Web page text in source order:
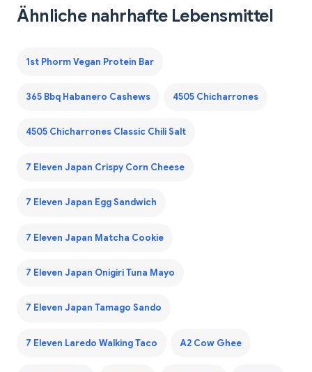
Ähnliche nahrhafte Lebensmittel
1st Phorm Vegan Protein Bar
365 Bbq Habanero Cashews 4505 Chicharrones
4505 Chicharrones Classic Chili Salt
7 Eleven Japan Crispy Corn Cheese
7 Eleven Japan Egg Sandwich
7 Eleven Japan Matcha Cookie
7 Eleven Japan Onigiri Tuna Mayo
7 Eleven Japan Tamago Sando
7 Eleven Laredo Walking Taco A2 Cow Ghee